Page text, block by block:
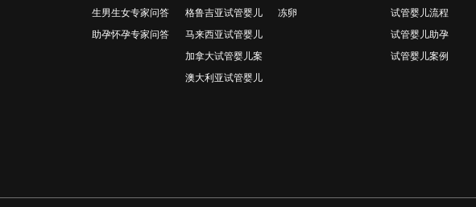
生男生女专家问答
助孕怀孕专家问答
格鲁吉亚试管婴儿
马来西亚试管婴儿
加拿大试管婴儿案
澳大利亚试管婴儿
冻卵
试管婴儿流程
试管婴儿助孕
试管婴儿案例